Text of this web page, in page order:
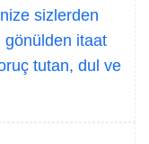
sizlerden
gönülden itaat
tutan, dul ve